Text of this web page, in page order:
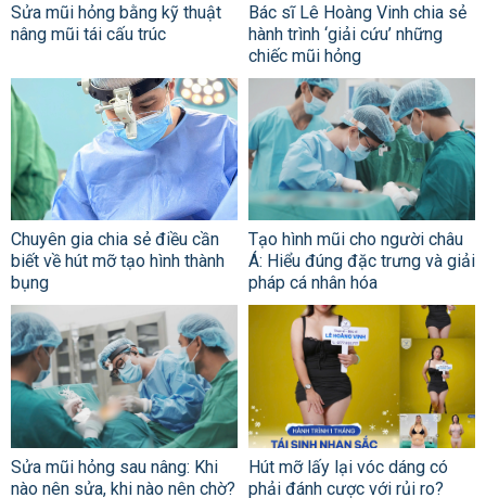
Sửa mũi hỏng bằng kỹ thuật
nâng mũi tái cấu trúc
Bác sĩ Lê Hoàng Vinh chia sẻ
hành trình ‘giải cứu’ những
chiếc mũi hỏng
Chuyên gia chia sẻ điều cần
biết về hút mỡ tạo hình thành
bụng
Tạo hình mũi cho người châu
Á: Hiểu đúng đặc trưng và giải
pháp cá nhân hóa
Sửa mũi hỏng sau nâng: Khi
nào nên sửa, khi nào nên chờ?
Hút mỡ lấy lại vóc dáng có
phải đánh cược với rủi ro?